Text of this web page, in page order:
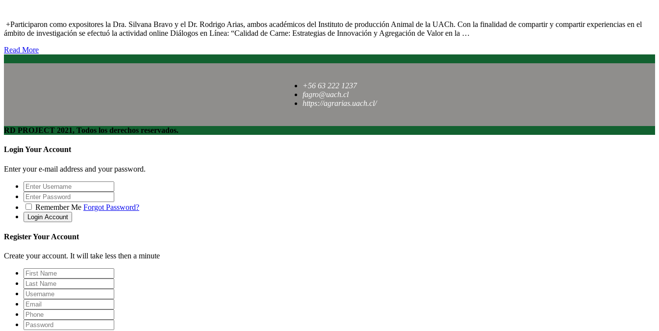
+Participaron como expositores la Dra. Silvana Bravo y el Dr. Rodrigo Arias, ambos académicos del Instituto de producción Animal de la UACh. Con la finalidad de compartir y compartir experiencias en el
ámbito de investigación se efectuó la actividad online Diálogos en Línea: “Calidad de Carne: Estrategias de Innovación y Agregación de Valor en la …
Read More
+56 63 222 1237
fagro@uach.cl
https://agrarias.uach.cl/
RD PROJECT 2021, Todos los derechos reservados.
Login Your Account
Enter your e-mail address and your password.
Remember Me Forgot Password?
Register Your Account
Create your account. It will take less then a minute